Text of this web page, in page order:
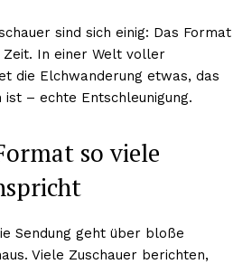
sind sich einig: Das Format
In einer Welt voller
die Elchwanderung etwas, das
ist – echte Entschleunigung.
so viele
Sendung geht über bloße
Viele Zuschauer berichten,